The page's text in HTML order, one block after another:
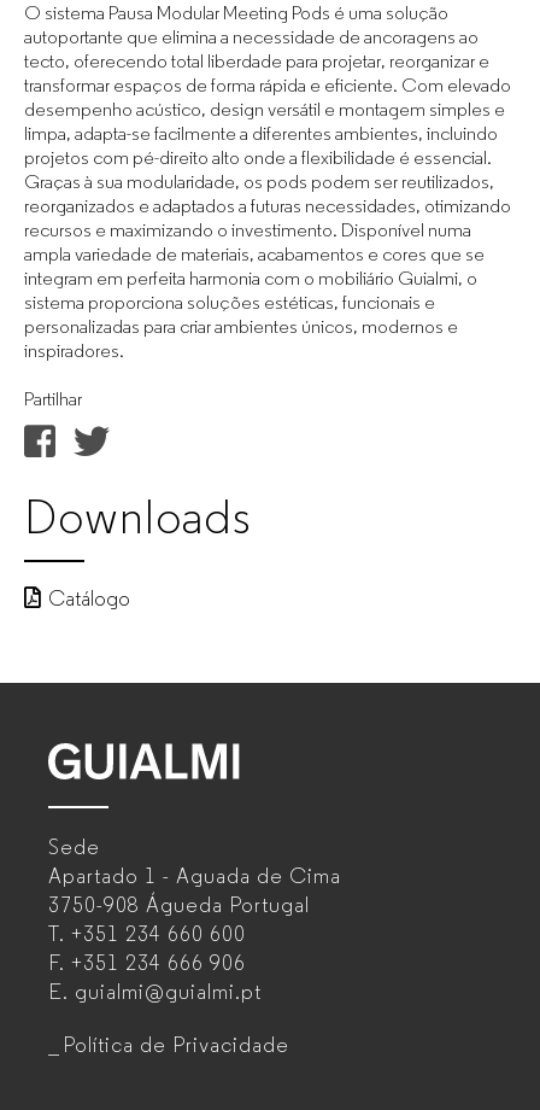
O sistema Pausa Modular Meeting Pods é uma solução
autoportante que elimina a necessidade de ancoragens ao
tecto, oferecendo total liberdade para projetar, reorganizar e
transformar espaços de forma rápida e eficiente. Com elevado
desempenho acústico, design versátil e montagem simples e
limpa, adapta-se facilmente a diferentes ambientes, incluindo
projetos com pé-direito alto onde a flexibilidade é essencial.
Graças à sua modularidade, os pods podem ser reutilizados,
reorganizados e adaptados a futuras necessidades, otimizando
recursos e maximizando o investimento. Disponível numa
ampla variedade de materiais, acabamentos e cores que se
integram em perfeita harmonia com o mobiliário Guialmi, o
sistema proporciona soluções estéticas, funcionais e
personalizadas para criar ambientes únicos, modernos e
inspiradores.
Partilhar
Downloads
Catálogo
Sede
Apartado 1 - Aguada de Cima
3750-908 Águeda Portugal
T. +351 234 660 600
F. +351 234 666 906
E. guialmi@guialmi.pt
Política de Privacidade